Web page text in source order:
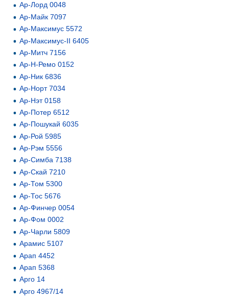
Ар-Лорд 0048
Ар-Майк 7097
Ар-Максимус 5572
Ар-Максимус-II 6405
Ар-Митч 7156
Ар-Н-Ремо 0152
Ар-Ник 6836
Ар-Норт 7034
Ар-Нэт 0158
Ар-Потер 6512
Ар-Пошукай 6035
Ар-Рой 5985
Ар-Рэм 5556
Ар-Симба 7138
Ар-Скай 7210
Ар-Том 5300
Ар-Тос 5676
Ар-Финчер 0054
Ар-Фом 0002
Ар-Чарли 5809
Арамис 5107
Арап 4452
Арап 5368
Арго 14
Арго 4967/14